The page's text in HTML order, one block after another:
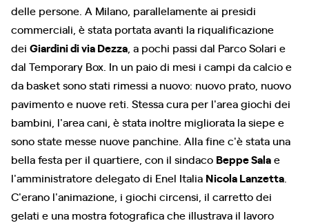
delle persone. A Milano, parallelamente ai presidi
commerciali, è stata portata avanti la riqualificazione
dei Giardini di via Dezza , a pochi passi dal Parco Solari e
dal Temporary Box. In un paio di mesi i campi da calcio e
da basket sono stati rimessi a nuovo: nuovo prato, nuovo
pavimento e nuove reti. Stessa cura per l'area giochi dei
bambini, l'area cani, è stata inoltre migliorata la siepe e
sono state messe nuove panchine. Alla fine c'è stata una
bella festa per il quartiere, con il sindaco Beppe Salae
l'amministratore delegato di Enel Italia Nicola Lanzetta
C'erano l'animazione, i giochi circensi, il carretto dei
gelati e una mostra fotografica che illustrava il lavoro